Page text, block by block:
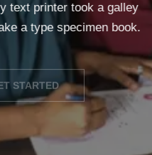
text printer took a galley
a type specimen book.
STARTED